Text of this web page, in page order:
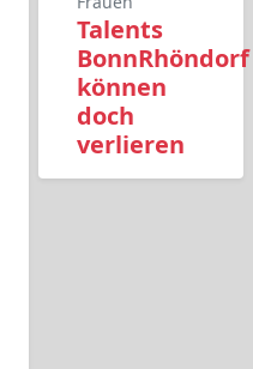
Talents
BonnRhöndorf
können
doch
verlieren